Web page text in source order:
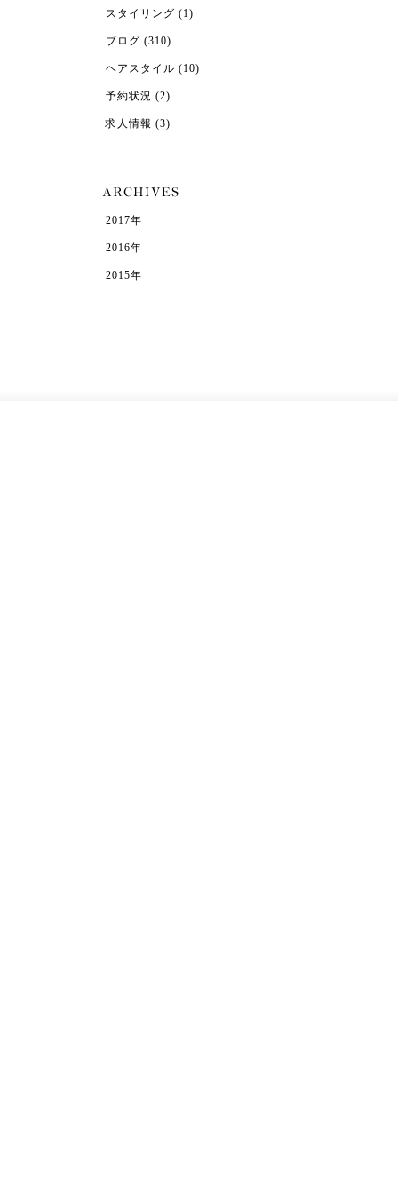
スタイリング (1)
ブログ (310)
ヘアスタイル (10)
予約状況 (2)
求人情報 (3)
2017年
2016年
2015年